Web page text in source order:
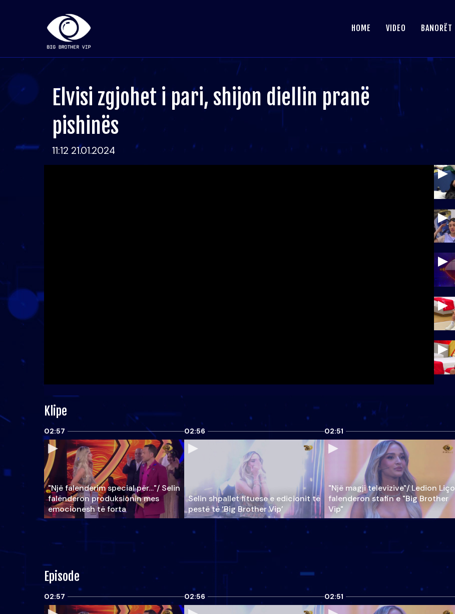
HOME VIDEO BANORËT
Elvisi zgjohet i pari, shijon diellin pranë
pishinës
11:12 21.01.2024
Klipe
02:57
"Një falenderim special për…"/ Selin
falënderon produksionin mes
emocionesh të forta
02:56
Selin shpallet fituese e edicionit të
pestë të ‘Big Brother Vip’
02:51
"Një magji televizive"/ Ledion Liço
falenderon stafin e "Big Brother
Vip"
Episode
02:57 02:56 02:51